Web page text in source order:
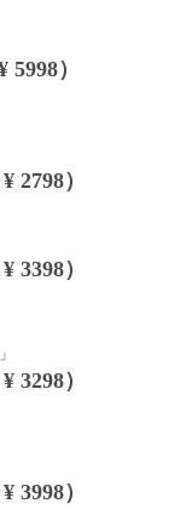
）
2798）
3398）
3298）
3998）